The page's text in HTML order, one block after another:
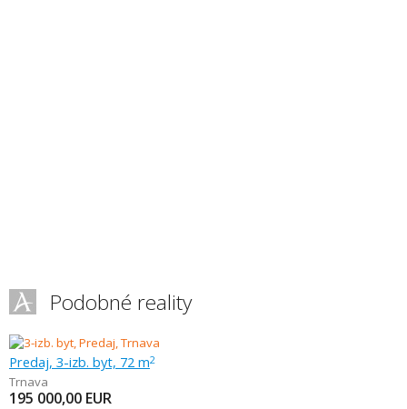
Podobné reality
Predaj, 3-izb. byt, 72 m2
Trnava
195 000,00 EUR